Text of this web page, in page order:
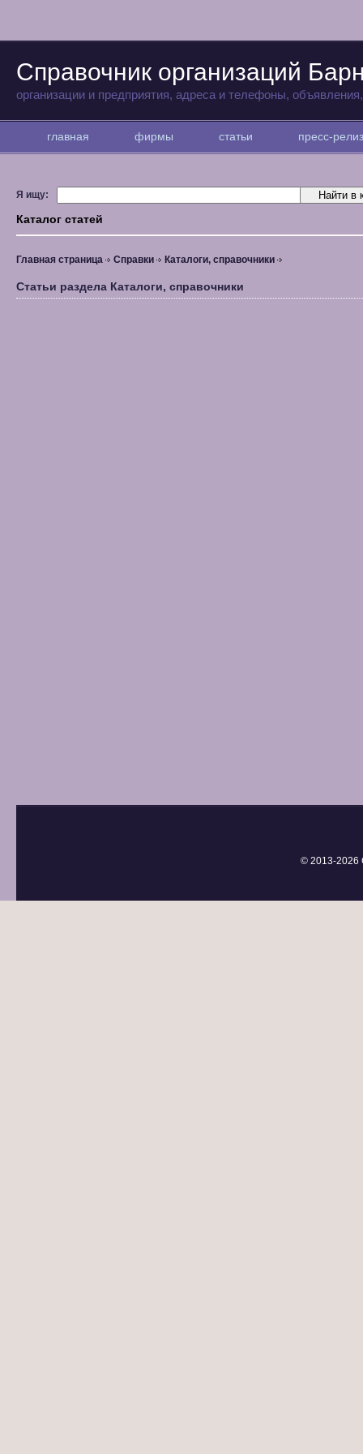
Справочник организаций
организации и предприятия, адреса и телефоны,
главная фирмы статьи пресс-
Я ищу:
Каталог статей
Главная страница Справки Каталоги, справочники
Статьи раздела Каталоги, справочники
© 2013-2026